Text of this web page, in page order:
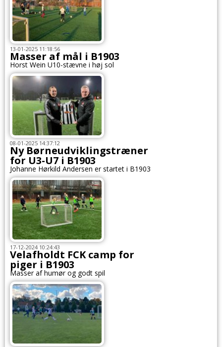
13-01-2025 11:18:56
Masser af mål i B1903
Horst Wein U10-stævne i høj sol
08-01-2025 14:37:12
Ny Børneudviklingstræner
for U3-U7 i B1903
Johanne Hørkild Andersen er startet i B1903
17-12-2024 10:24:43
Velafholdt FCK camp for
piger i B1903
Masser af humør og godt spil